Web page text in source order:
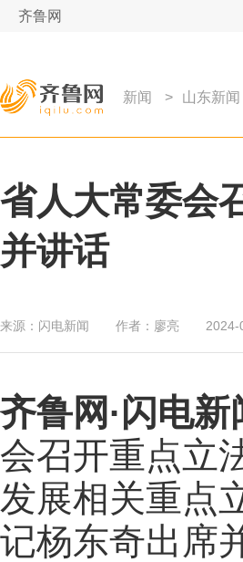
齐鲁网
新闻 > 山东新闻
省人大常委会
并讲话
来源： 闪电新闻 作者： 廖亮 2024-
齐鲁网 ·闪电
会召开重点立
发展相关重点
记杨东奇出席